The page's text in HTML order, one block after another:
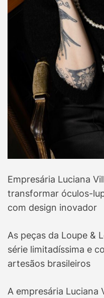
Empresária Luciana
transformar óculos-
com design inovador
As peças da Loupe &
série limitadíssima e
artesãos brasileiros
A empresária